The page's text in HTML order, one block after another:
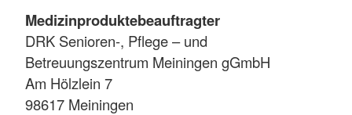
Medizinproduktebeauftragter
DRK Senioren-, Pflege – und
Betreuungszentrum Meiningen gGmbH
Am Hölzlein 7
98617 Meiningen